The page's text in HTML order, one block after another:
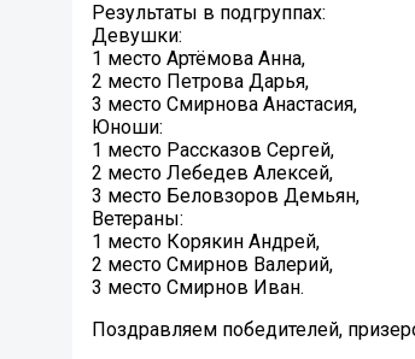
Результаты в подгруппах:
Девушки:
1 место Артёмова Анна,
2 место Петрова Дарья,
3 место Смирнова Анастасия,
Юноши:
1 место Рассказов Сергей,
2 место Лебедев Алексей,
3 место Беловзоров Демьян,
Ветераны:
1 место Корякин Андрей,
2 место Смирнов Валерий,
3 место Смирнов Иван.
Поздравляем победителей,